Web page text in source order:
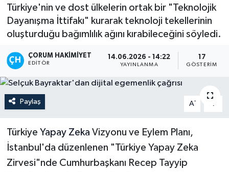
Türkiye'nin ve dost ülkelerin ortak bir "Teknolojik
Dayanışma İttifakı" kurarak teknoloji tekellerinin
oluşturduğu bağımlılık ağını kırabileceğini söyledi.
ÇORUM HAKIMIYET
EDITÖR
14.06.2026 - 14:22
YAYINLANMA
17
GÖSTERIM
Paylaş A- A
Türkiye Yapay Zeka Vizyonu ve Eylem Planı,
İstanbul'da düzenlenen "Türkiye Yapay Zeka
Zirvesi"nde Cumhurbaşkanı Recep Tayyip
EĞİTİM
İLÇELER
OTOPARK
TEKNOLOJİ
Haber Arşivi